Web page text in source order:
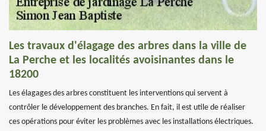
Les travaux d'élagage des arbres dans la ville de
La Perche et les localités avoisinantes dans le
18200
Les élagages des arbres constituent les interventions qui servent à
contrôler le développement des branches. En fait, il est utile de réaliser
ces opérations pour éviter les problèmes avec les installations électriques.